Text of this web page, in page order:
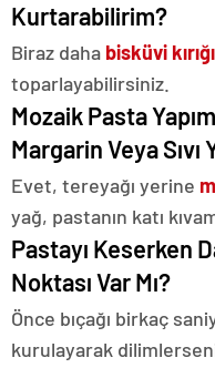
Kurtarabilirim?
Biraz daha bisküvi kırığı
toparlayabilirsiniz.
Mozaik Pasta
Margarin Veya
Evet, tereyağı yerine
yağ, pastanın katı
Pastayı Keserken
Noktası Var Mı?
Önce bıçağı birkaç
kurulayarak